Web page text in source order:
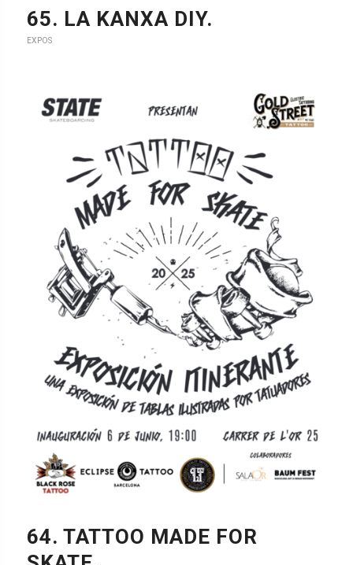
60. NOWLAND.
EXPOS
59. SANCHESKI.
EXPOS